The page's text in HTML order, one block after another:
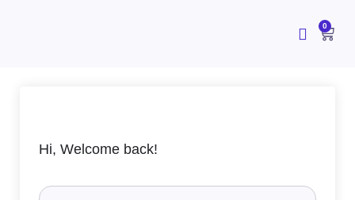
0
Hi, Welcome back!